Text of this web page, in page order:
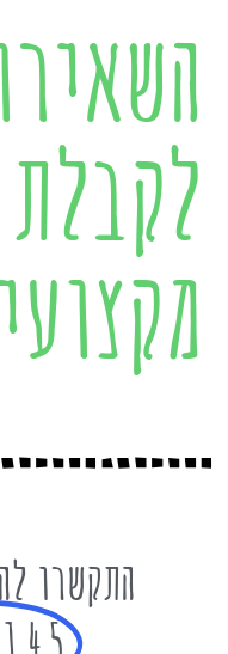
התקשרו